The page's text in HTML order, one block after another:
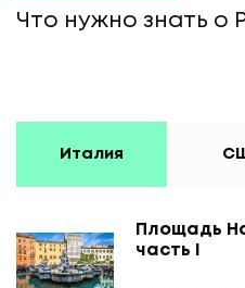
Что нужно знать о
Италия
Площадь
часть I